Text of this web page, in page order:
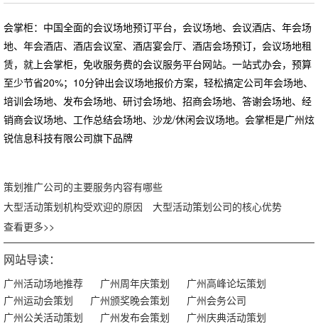
会掌柜：中国全面的会议场地预订平台，会议场地、会议酒店、年会场
地、年会酒店、酒店会议室、酒店宴会厅、酒店会场预订，会议场地租
赁，就上会掌柜，免收服务费的会议服务平台网站。一站式办会，预算
至少节省20%；10分钟出会议场地报价方案，轻松搞定公司年会场地、
培训会场地、发布会场地、研讨会场地、招商会场地、答谢会场地、经
销商会议场地、工作总结会场地、沙龙/休闲会议场地。会掌柜是广州炫
锐信息科技有限公司旗下品牌
策划推广公司的主要服务内容有哪些
大型活动策划机构受欢迎的原因
大型活动策划公司的核心优势
查看更多>>
网站导读：
广州活动场地推荐 广州周年庆策划
广州高峰论坛策划
广州运动会策划
广州颁奖晚会策划
广州会务公司
广州公关活动策划
广州发布会策划
广州庆典活动策划